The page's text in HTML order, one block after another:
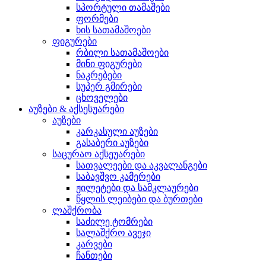
სპორტული თამაშები
ფორმები
ხის სათამაშოები
ფიგურები
რბილი სათამაშოები
მინი ფიგურები
ნაკრებები
სუპერ გმირები
ცხოველები
აუზები & აქსესუარები
აუზები
კარკასული აუზები
გასაბერი აუზები
საცურაო აქსეუარები
სათვალეები და აკვალანგები
საბავშვო კამერები
ჟილეტები და სამკლაურები
წყლის ლეიბები და ბურთები
ლაშქრობა
საძილე ტომრები
სალაშქრო ავეჯი
კარვები
ჩანთები